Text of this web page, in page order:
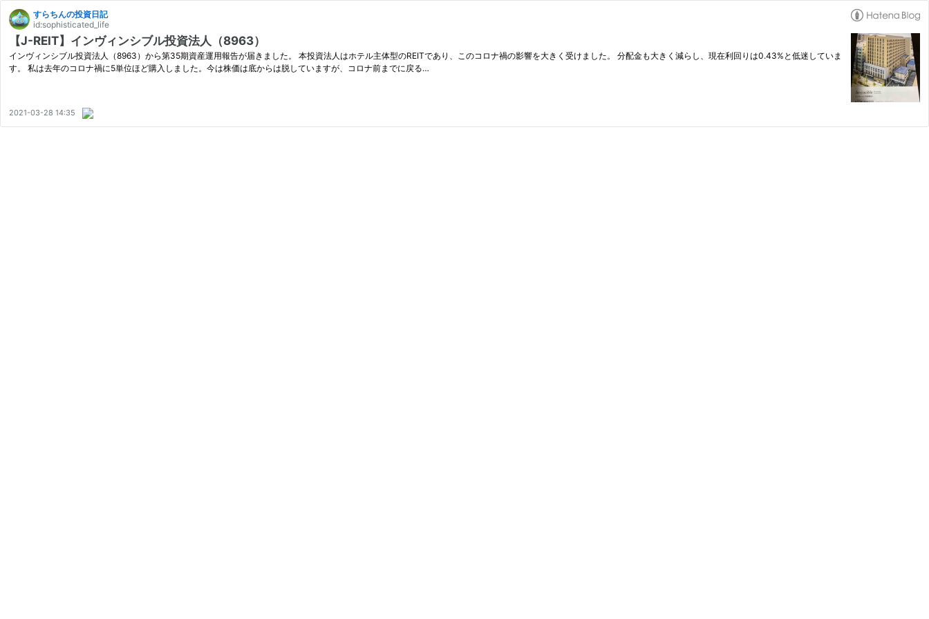
すらちんの投資日記
id:sophisticated_life
【J-REIT】インヴィンシブル投資法人（8963）
インヴィンシブル投資法人（8963）から第35期資産運用報告が届きました。 本投資法人はホテル主体型のREITであり、このコロナ禍の影響を大きく受けました。 分配金も大きく減らし、現在利回りは0.43%と低迷していま
す。 私は去年のコロナ禍に5単位ほど購入しました。今は株価は底からは脱していますが、コロナ前までに戻る…
2021-03-28 14:35